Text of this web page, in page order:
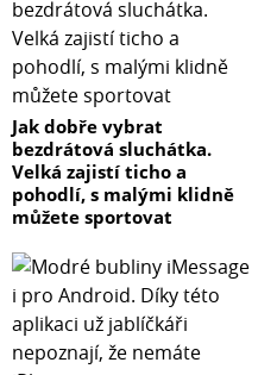
Jak dobře vybrat
bezdrátová sluchátka.
Velká zajistí ticho a
pohodlí, s malými klidně
můžete sportovat